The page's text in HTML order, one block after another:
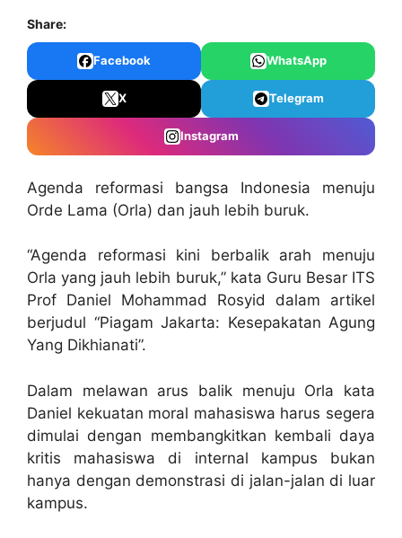
Share:
Facebook WhatsApp
X Telegram
Instagram
Agenda reformasi bangsa Indonesia menuju
Orde Lama (Orla) dan jauh lebih buruk.
“Agenda reformasi kini berbalik arah menuju
Orla yang jauh lebih buruk,” kata Guru Besar ITS
Prof Daniel Mohammad Rosyid dalam artikel
berjudul “Piagam Jakarta: Kesepakatan Agung
Yang Dikhianati”.
Dalam melawan arus balik menuju Orla kata
Daniel kekuatan moral mahasiswa harus segera
dimulai dengan membangkitkan kembali daya
kritis mahasiswa di internal kampus bukan
hanya dengan demonstrasi di jalan-jalan di luar
kampus.